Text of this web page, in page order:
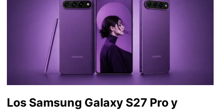
Los Samsung Galaxy S27 Pro y